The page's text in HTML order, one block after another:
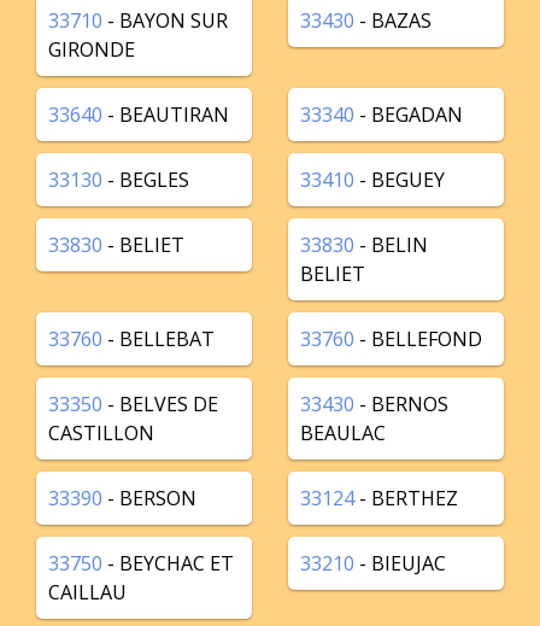
33710 - BAYON SUR
GIRONDE
33430 - BAZAS
33640 - BEAUTIRAN 33340 - BEGADAN
33130 - BEGLES 33410 - BEGUEY
33830 - BELIET 33830 - BELIN
BELIET
33760 - BELLEBAT 33760 - BELLEFOND
33350 - BELVES DE
CASTILLON
33430 - BERNOS
BEAULAC
33390 - BERSON 33124- BERTHEZ
33750 - BEYCHAC ET
CAILLAU
33210 - BIEUJAC